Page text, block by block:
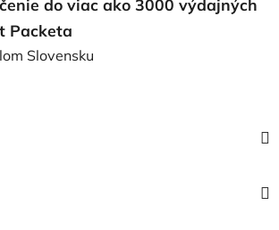
do viac ako 3000 výdajných
Packeta
Slovensku